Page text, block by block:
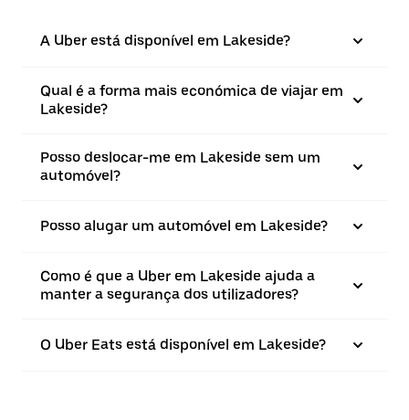
A Uber está disponível em Lakeside?
Qual é a forma mais económica de viajar em
Lakeside?
Posso deslocar-me em Lakeside sem um
automóvel?
Posso alugar um automóvel em Lakeside?
Como é que a Uber em Lakeside ajuda a
manter a segurança dos utilizadores?
O Uber Eats está disponível em Lakeside?